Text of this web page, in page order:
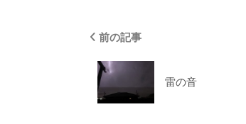
前の記事
雷の音